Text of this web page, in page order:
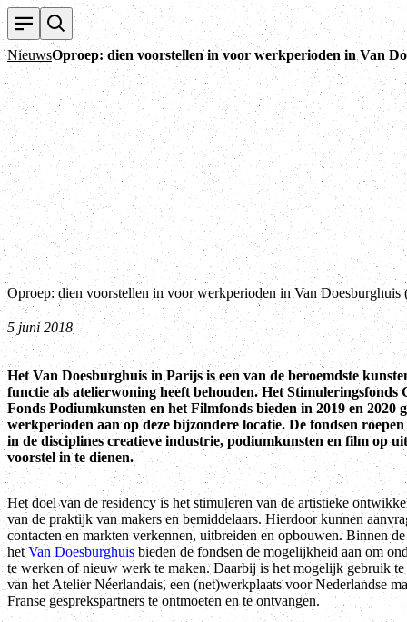
NieuwsOproep: dien voorstellen in voor werkperioden in Van
Oproep: dien voorstellen in voor werkperioden in Van Doesburghuis
5 juni 2018
Het Van Doesburghuis in Parijs is een van de beroemdste
functie als atelierwoning heeft behouden. Het Stimuleringsfonds
Fonds Podiumkunsten en het Filmfonds bieden in 2019 en 2020
werkperioden aan op deze bijzondere locatie. De fondsen
in de disciplines creatieve industrie, podiumkunsten en film op
voorstel in te dienen.
Het doel van de residency is het stimuleren van de artistieke
van de praktijk van makers en bemiddelaars. Hierdoor kunnen
contacten en markten verkennen, uitbreiden en opbouwen. Binnen
hetVan Doesburghuisbieden de fondsen de mogelijkheid aan om
te werken of nieuw werk te maken. Daarbij is het mogelijk gebruik
van het Atelier Néerlandais, een (net)werkplaats voor Nederlandse
Franse gesprekspartners te ontmoeten en te ontvangen.